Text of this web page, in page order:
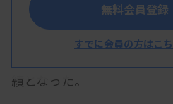
シスメックスの2024年度
高2424億7900万円（前年
績となった。
無料会員登録
すでに会員の方はこ